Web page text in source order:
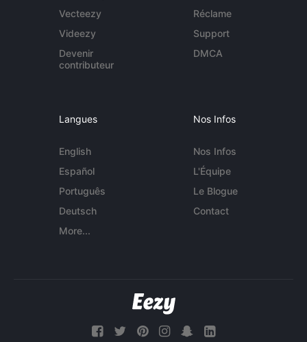
Vecteezy
Videezy
Devenir
contributeur
Réclame
Support
DMCA
Langues
English
Español
Português
Deutsch
More...
Nos Infos
Nos Infos
L'Équipe
Le Blogue
Contact